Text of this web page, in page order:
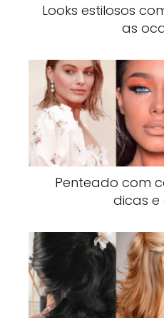
Looks estilosos
as
Penteado com
dicas e